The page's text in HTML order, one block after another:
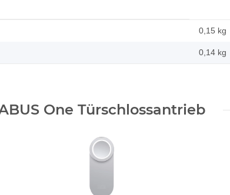
0,15 kg
0,14 kg
One Türschlossantrieb